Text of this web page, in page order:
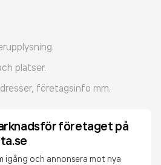
platser.
företagsinfo mm.
företaget på
igång och annonsera mot nya